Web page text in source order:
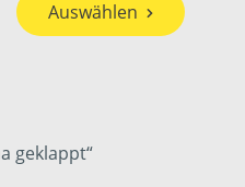
Auswählen
geklappt“